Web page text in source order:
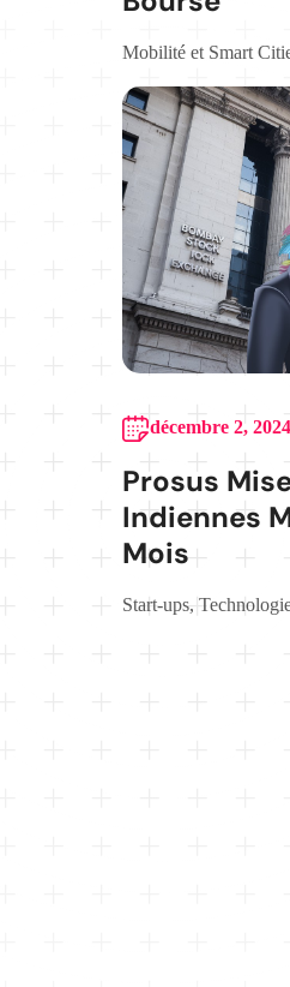
Mobilité et Smart
décembre 2, 2024
Prosus
Indiennes
Mois
Start-ups,